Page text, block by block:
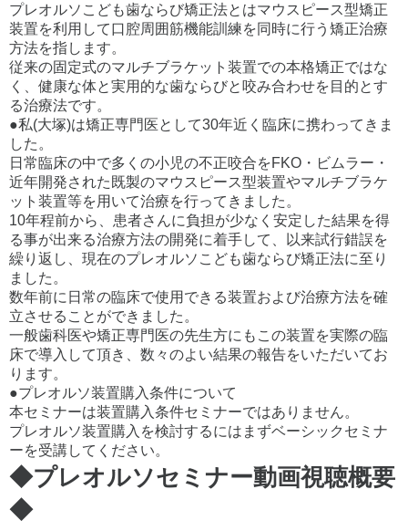
プレオルソこども歯ならび矯正法とはマウスピース型矯正
装置を利用して口腔周囲筋機能訓練を同時に行う矯正治療
方法を指します。
従来の固定式のマルチブラケット装置での本格矯正ではな
く、健康な体と実用的な歯ならびと咬み合わせを目的とす
る治療法です。
●私(大塚)は矯正専門医として30年近く臨床に携わってきま
した。
日常臨床の中で多くの小児の不正咬合をFKO・ビムラー・
近年開発された既製のマウスピース型装置やマルチブラケ
ット装置等を用いて治療を行ってきました。
10年程前から、患者さんに負担が少なく安定した結果を得
る事が出来る治療方法の開発に着手して、以来試行錯誤を
繰り返し、現在のプレオルソこども歯ならび矯正法に至り
ました。
数年前に日常の臨床で使用できる装置および治療方法を確
立させることができました。
一般歯科医や矯正専門医の先生方にもこの装置を実際の臨
床で導入して頂き、数々のよい結果の報告をいただいてお
ります。
●プレオルソ装置購入条件について
本セミナーは装置購入条件セミナーではありません。
プレオルソ装置購入を検討するにはまずベーシックセミナ
ーを受講してください。
◆プレオルソセミナー動画視聴概要
◆